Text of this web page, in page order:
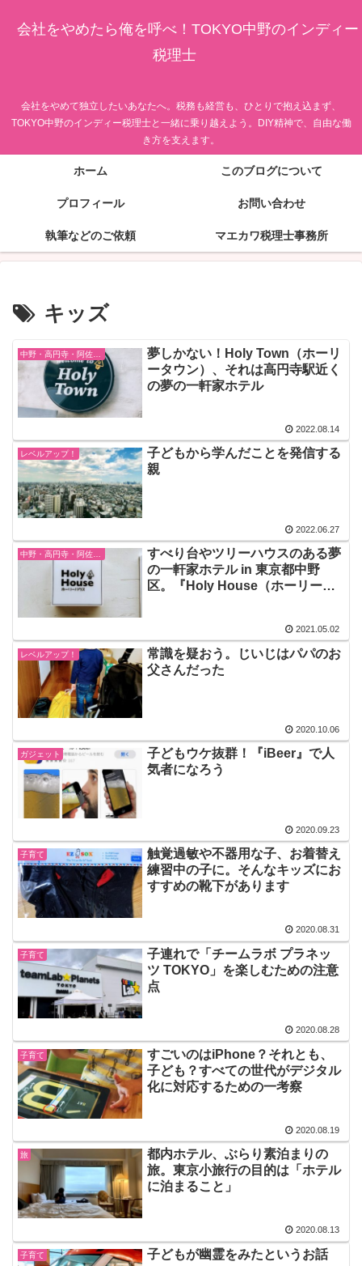
会社をやめたら俺を呼べ！TOKYO中野のインディー
税理士
会社をやめて独立したいあなたへ。税務も経営も、ひとりで抱え込まず、
TOKYO中野のインディー税理士と一緒に乗り越えよう。DIY精神で、自由な働
き方を支えます。
ホーム このブログについて
プロフィール お問い合わせ
執筆などのご依頼 マエカワ税理士事務所
キッズ
夢しかない！Holy Town（ホーリ
ータウン）、それは高円寺駅近く
の夢の一軒家ホテル
2022.08.14
レベルアップ！
子どもから学んだことを発信する
親
2022.06.27
すべり台やツリーハウスのある夢
の一軒家ホテル in 東京都中野
区。『Holy House（ホーリーハ
2021.05.02
レベルアップ！
常識を疑おう。じいじはパパのお
父さんだった
2020.10.06
ガジェット
子どもウケ抜群！『iBeer』で人
気者になろう
2020.09.23
子育て
触覚過敏や不器用な子、お着替え
練習中の子に。そんなキッズにお
すすめの靴下があります
2020.08.31
子育て
子連れで「チームラボ プラネッ
ツ TOKYO」を楽しむための注意
点
2020.08.28
子育て
すごいのはiPhone？それとも、
子ども？すべての世代がデジタル
化に対応するための一考察
2020.08.19
旅
都内ホテル、ぶらり素泊まりの
旅。東京小旅行の目的は「ホテル
に泊まること」
2020.08.13
子育て 子どもが幽霊をみたというお話